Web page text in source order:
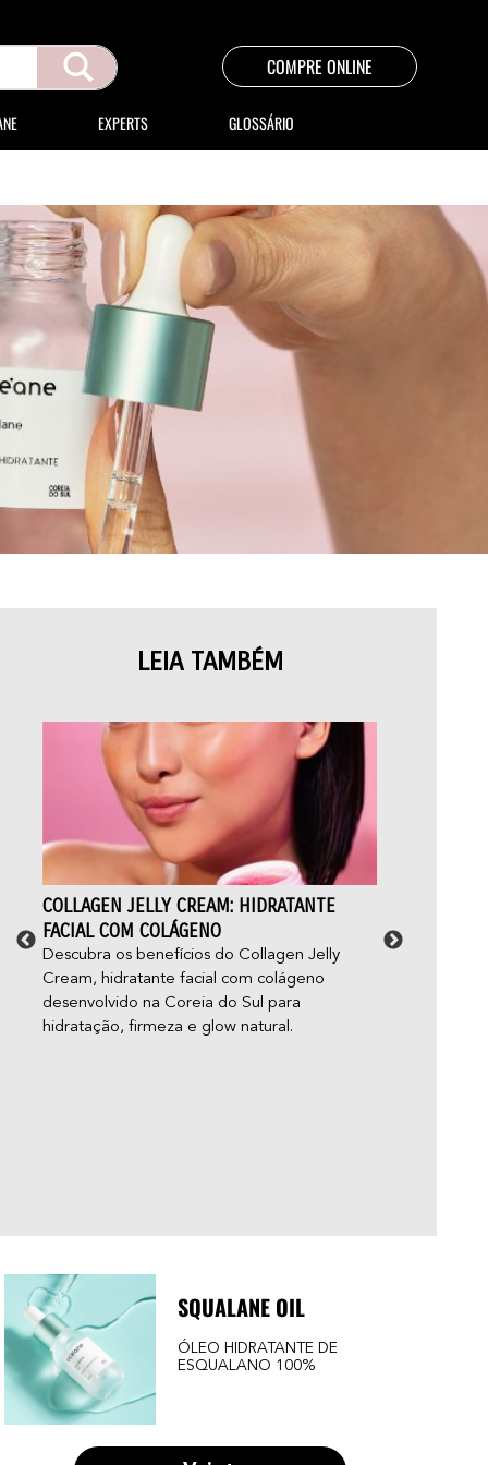
COMPRE ONLINE
EXPERTS GLOSSÁRIO
LEIA TAMBÉM
COLLAGEN JELLY CREAM: HIDRATANTE
FACIAL COM COLÁGENO
Descubra os benefícios do Collagen Jelly
Cream, hidratante facial com colágeno
desenvolvido na Coreia do Sul para
hidratação, firmeza e glow natural.
SQUALANE OIL
ÓLEO HIDRATANTE DE
ESQUALANO 100%